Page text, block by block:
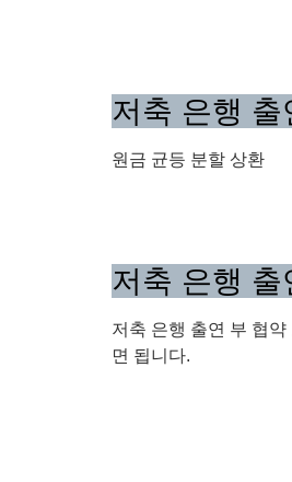
저축 은행
원금 균등 분할 상환
저축 은행
저축 은행 출연 부 협
면 됩니다.